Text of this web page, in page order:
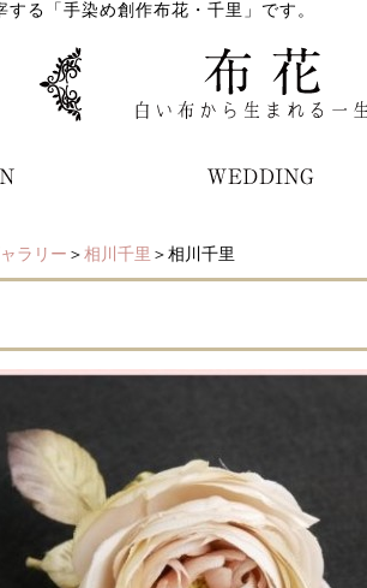
る「手染め創作布花・千里」です。
ラリー ＞ 相川千里 ＞相川千里